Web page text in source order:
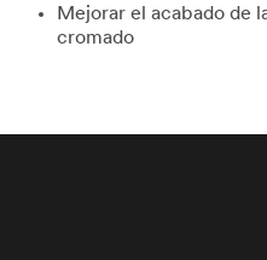
Mejorar el acabado de
cromado